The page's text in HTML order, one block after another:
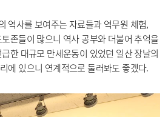
역사를 보여주는 자료들과 역무원 체험,
존들이 많으니 역사 공부와 더불어 추억을
한 대규모 만세운동이 있었던 일산 장날의
에 있으니 연계적으로 둘러봐도 좋겠다.